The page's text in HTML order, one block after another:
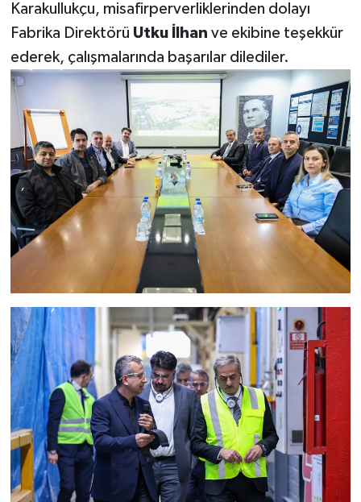
Karakullukçu, misafirperverliklerinden dolayı
Fabrika Direktörü Utku İlhan ve ekibine teşekkür
ederek, çalışmalarında başarılar dilediler.